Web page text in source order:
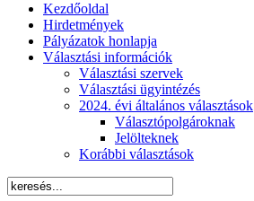
Kezdőoldal
Hirdetmények
Pályázatok honlapja
Választási információk
Választási szervek
Választási ügyintézés
2024. évi általános választások
Választópolgároknak
Jelölteknek
Korábbi választások